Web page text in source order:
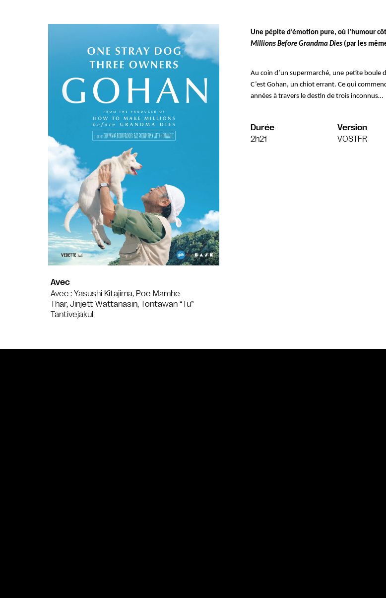
Avec
Avec : Yasushi Kitajima, Poe Mamhe
Thar, Jinjett Wattanasin, Tontawan “Tu”
Tantivejakul
Une pépite d’émotion pure, où l’humour
Millions Before Grandma Dies (par les
Au coin d’un supermarché, une petite boule
C’est Gohan, un chiot errant. Ce qui
années à travers le destin de trois inconnus…
Durée
2h21
Version
VOSTFR